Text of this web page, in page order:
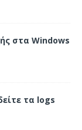
στα Windows
τα logs